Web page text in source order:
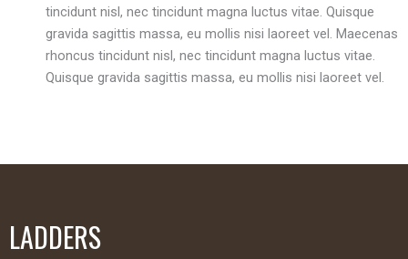
tincidunt nisl, nec tincidunt magna luctus vitae. Quisque
gravida sagittis massa, eu mollis nisi laoreet vel. Maecenas
rhoncus tincidunt nisl, nec tincidunt magna luctus vitae.
Quisque gravida sagittis massa, eu mollis nisi laoreet vel.
LADDERS